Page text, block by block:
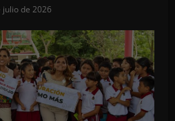
julio de 2026